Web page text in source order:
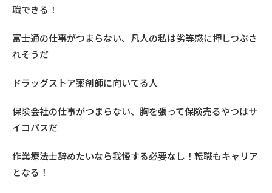
職できる！
富士通の仕事がつまらない、凡人の私は劣等感に押しつぶさ
れそうだ
ドラッグストア薬剤師に向いてる人
保険会社の仕事がつまらない、胸を張って保険売るやつはサ
イコパスだ
作業療法士辞めたいなら我慢する必要なし！転職もキャリア
となる！